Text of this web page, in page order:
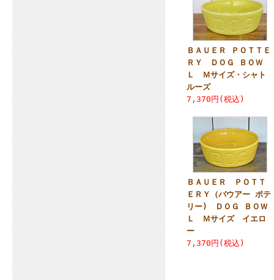
ＢＡＵＥＲ ＰＯＴＴＥ
ＲＹ ＤＯＧ ＢＯＷ
Ｌ Ｍサイズ・シャト
ルーズ
7,370円(税込)
ＢＡＵＥＲ ＰＯＴＴ
ＥＲＹ（バウアー ポテ
リー) ＤＯＧ ＢＯＷ
Ｌ Ｍサイズ イエロ
ー
7,370円(税込)